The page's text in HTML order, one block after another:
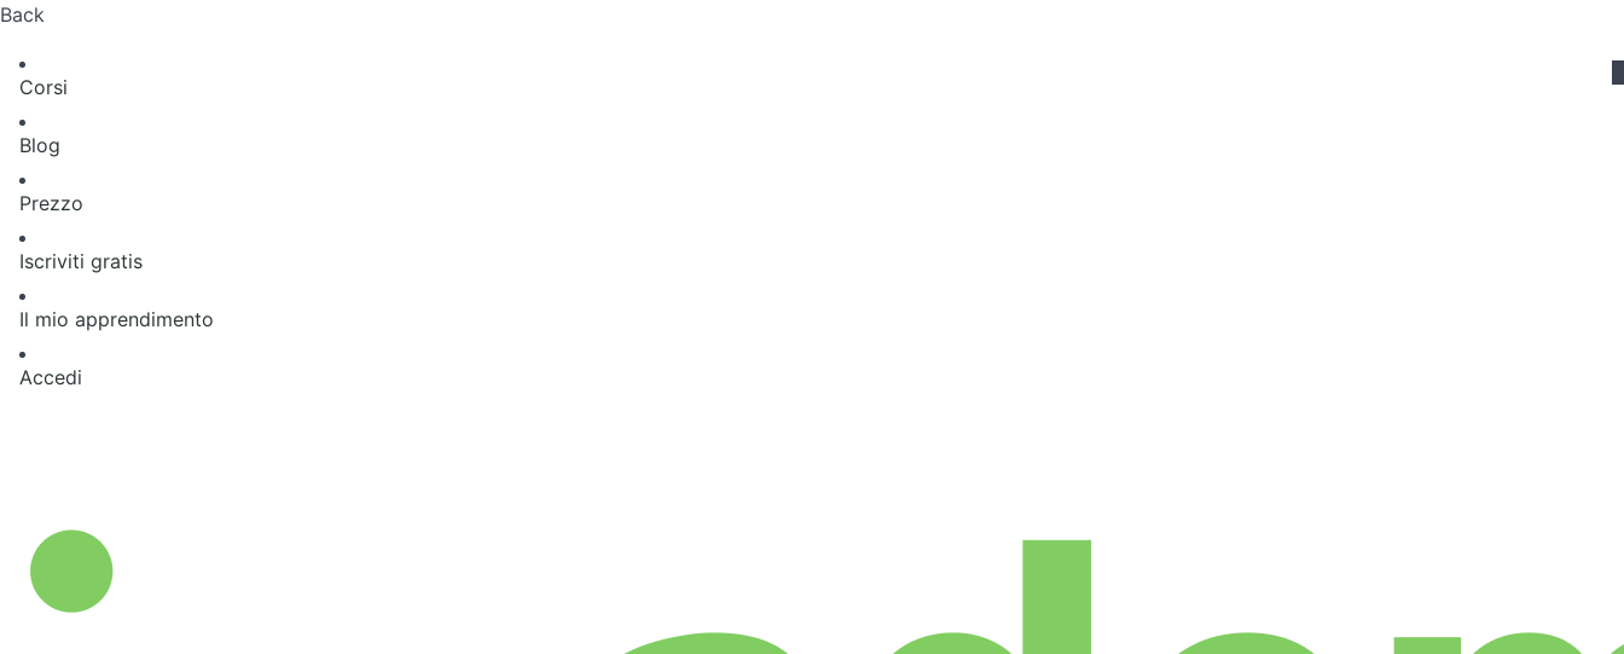
Back
Corsi
Blog
Prezzo
Iscriviti gratis
Il mio apprendimento
Accedi